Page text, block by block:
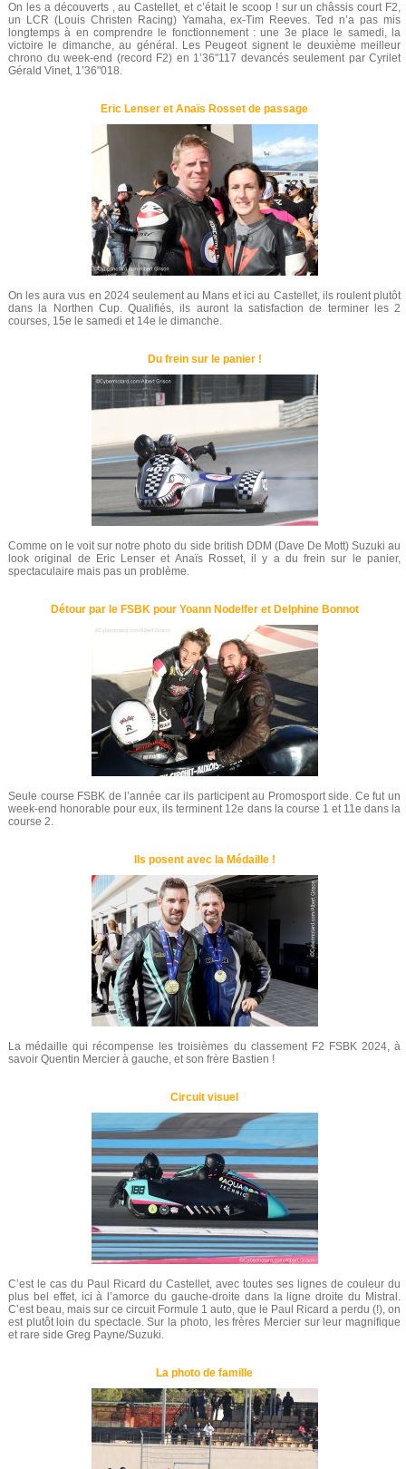
On les a découverts , au Castellet, et c’était le scoop ! sur un châssis court F2,
un LCR (Louis Christen Racing) Yamaha, ex-Tim Reeves. Ted n’a pas mis
longtemps à en comprendre le fonctionnement : une 3e place le samedi, la
victoire le dimanche, au général. Les Peugeot signent le deuxième meilleur
chrono du week-end (record F2) en 1’36"117 devancés seulement par Cyrilet
Gérald Vinet, 1’36"018.
Eric Lenser et Anaïs Rosset de passage
On les aura vus en 2024 seulement au Mans et ici au Castellet, ils roulent plutôt
dans la Northen Cup. Qualifiés, ils auront la satisfaction de terminer les 2
courses, 15e le samedi et 14e le dimanche.
Du frein sur le panier !
Comme on le voit sur notre photo du side british DDM (Dave De Mott) Suzuki au
look original de Eric Lenser et Anaïs Rosset, il y a du frein sur le panier,
spectaculaire mais pas un problème.
Détour par le FSBK pour Yoann Nodelfer et Delphine Bonnot
Seule course FSBK de l’année car ils participent au Promosport side. Ce fut un
week-end honorable pour eux, ils terminent 12e dans la course 1 et 11e dans la
course 2.
Ils posent avec la Médaille !
La médaille qui récompense les troisièmes du classement F2 FSBK 2024, à
savoir Quentin Mercier à gauche, et son frère Bastien !
Circuit visuel
C’est le cas du Paul Ricard du Castellet, avec toutes ses lignes de couleur du
plus bel effet, ici à l’amorce du gauche-droite dans la ligne droite du Mistral.
C’est beau, mais sur ce circuit Formule 1 auto, que le Paul Ricard a perdu (!), on
est plutôt loin du spectacle. Sur la photo, les frères Mercier sur leur magnifique
et rare side Greg Payne/Suzuki.
La photo de famille